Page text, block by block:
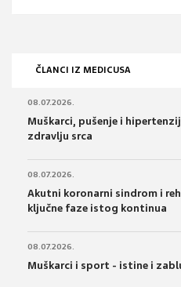
ČLANCI IZ MEDICUSA
08.07.2026.
Muškarci, pušenje i
zdravlju srca
08.07.2026.
Akutni koronarni sindrom i
ključne faze istog kontinua
08.07.2026.
Muškarci i sport - istine i